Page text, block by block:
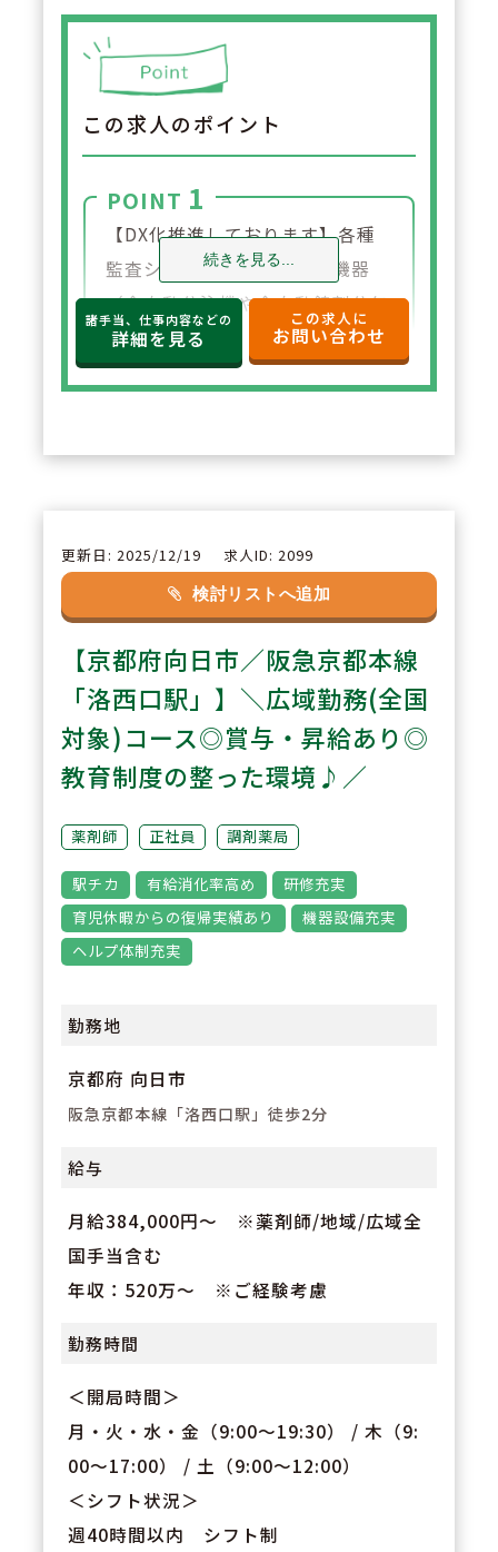
この求人のポイント
POINT 1
【DX化推進しております】各種
監査システムや、各種調剤機器
（全自動分注機や全自動錠剤分包
機、軟膏練り機など）や、クラウ
ド型の薬歴と一体型のレセコンを
POINT 2
有給休暇消化毎年95％以上を継続
中！年間休日数は120日相当※店
舗間微差有り、ワークライフバラ
ンスを大事にしたい方は両立しや
すい環境です。
POINT3
【業務に「何かひとつプラス」を
できる方を積極募集中】認知症カ
フェや、ジャパンダらいぶらりー
の企画など患者様のために何がで
師が中心となりチャレンジできる
社風の会社です。
続きを見る...
諸手当、仕事内容などの
詳細を見る
この求人に
お問い合わせ
更新日: 2025/12/19 求人ID: 2099
検討リストへ追加
【京都府向日市／阪急京都本線
「洛西口駅」】＼広域勤務(全国
対象)コース◎賞与・昇給あり◎
教育制度の整った環境♪／
薬剤師 正社員 調剤薬局
駅チカ 有給消化率高め
研修充実
育児休暇からの復帰実績あり
機器設備充実
ヘルプ体制充実
勤務地
京都府 向日市
阪急京都本線「洛西口駅」徒歩2分
給与
月給384,000円～ ※薬剤師/地域/広域全
国手当含む
年収：520万～ ※ご経験考慮
勤務時間
＜開局時間＞
月・火・水・金（9:00～19:30） / 木（9:
00～17:00） / 土（9:00～12:00）
＜シフト状況＞
週40時間以内 シフト制